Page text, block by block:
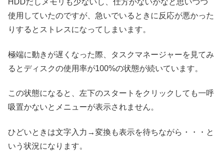
HDDだしメモリも少ないし、仕方がないかなと思いつつ
使用していたのですが、急いでいるときに反応が悪かった
りするとストレスになってしまいます。
極端に動きが遅くなった際、タスクマネージャーを見てみ
るとディスクの使用率が100%の状態が続いています。
この状態になると、左下のスタートをクリックしても一呼
吸置かないとメニューが表示されません。
ひどいときは文字入力→変換も表示を待ちながら・・・と
いう状況になります。